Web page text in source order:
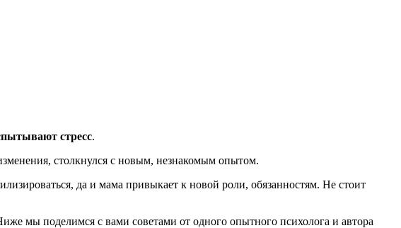
стресс.
столкнулся с новым, незнакомым опытом.
да и мама привыкает к новой роли, обязанностям. Не стоит
мы поделимся с вами советами от одного опытного психолога и автора